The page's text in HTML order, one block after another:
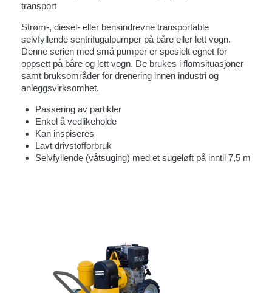
transport
Strøm-, diesel- eller bensindrevne transportable
selvfyllende sentrifugalpumper på båre eller lett vogn.
Denne serien med små pumper er spesielt egnet for
oppsett på båre og lett vogn. De brukes i flomsituasjoner
samt bruksområder for drenering innen industri og
anleggsvirksomhet.
Passering av partikler
Enkel å vedlikeholde
Kan inspiseres
Lavt drivstofforbruk
Selvfyllende (våtsuging) med et sugeløft på inntil 7,5 m